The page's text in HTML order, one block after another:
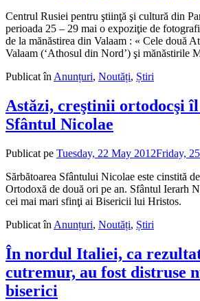
Centrul Rusiei pentru ştiinţă şi cultură din
perioada 25 – 29 mai o expoziţie de
de la mănăstirea din Valaam : « Cele două
Valaam (‘Athosul din Nord’) şi mănăstirile
Publicat în Anunțuri, Noutăți, Știri
Astăzi, creştinii ortodocşi îl
Sfântul Nicolae
Publicat pe Tuesday, 22 May 2012Friday,
Sărbătoarea Sfântului Nicolae este cinstită
Ortodoxă de două ori pe an. Sfântul Ierarh
cei mai mari sfinţi ai Bisericii lui Hristos.
Publicat în Anunțuri, Noutăți, Știri
În nordul Italiei, ca
cutremur, au fost distruse
biserici